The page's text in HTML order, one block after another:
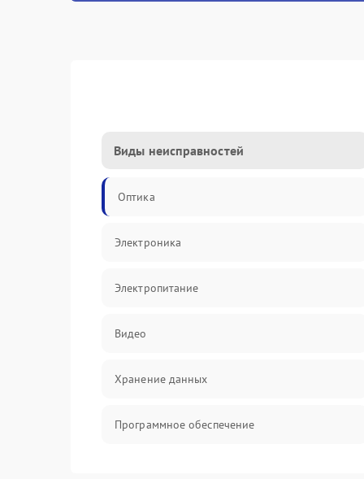
Виды неисправностей
Оптика
Электроника
Электропитание
Видео
Хранение данных
Программное обеспечение